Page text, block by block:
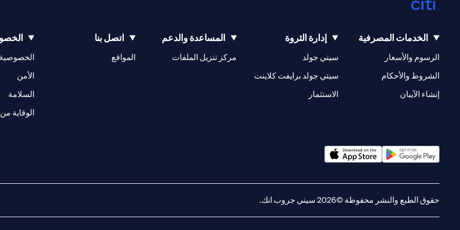
الخدمات المصرفية
الرسوم والأسعار
opens in a new tab
الشروط والأحكام opens in a new tab
إنشاء الآيبان opens in a new tab
إدارة الثروة
سيتي جولد opens in a new tab
سيتي جولد برايفت كلاينت
الاستثمار
المساعدة والدعم
مركز تنزيل الملفات
اتصل بنا
المواقعopens in a new tab الخصوصية
الأمن
السلامة
الوقاية
حقوق الطبع والنشر محفوظة ©2026 سيتي جروب انك.